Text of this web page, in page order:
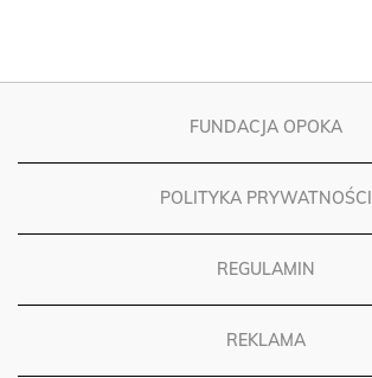
FUNDACJA OPOKA
POLITYKA PRYWATNOŚCI
REGULAMIN
REKLAMA